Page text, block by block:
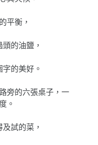
平衡，
的油鹽，
的美好。
試的菜，